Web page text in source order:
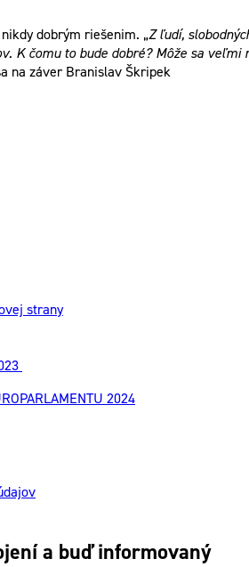
dobrým riešenim. „Z ľudí,
K čomu to bude dobré? Môže sa
na záver Branislav Škripek
strany
2024
a buď informovaný